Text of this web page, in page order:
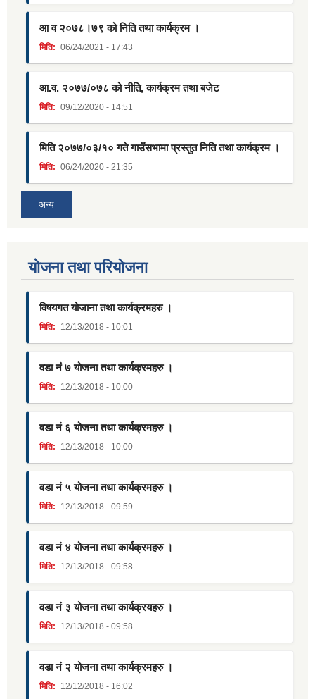
आ व २०७८।७९ को निति तथा कार्यक्रम ।
मिति: 06/24/2021 - 17:43
आ.व. २०७७/०७८ को नीति, कार्यक्रम तथा बजेट
मिति: 09/12/2020 - 14:51
मिति २०७७/०३/१० गते गाउँसभामा प्रस्तुत निति तथा कार्यक्रम ।
मिति: 06/24/2020 - 21:35
अन्य
याेजना तथा परियाेजना
विषयगत योजाना तथा कार्यक्रमहरु ।
मिति: 12/13/2018 - 10:01
वडा नं ७ योजना तथा कार्यक्रमहरु ।
मिति: 12/13/2018 - 10:00
वडा नं ६ योजना तथा कार्यक्रमहरु ।
मिति: 12/13/2018 - 10:00
वडा नं ५ योजना तथा कार्यक्रमहरु ।
मिति: 12/13/2018 - 09:59
वडा नं ४ योजना तथा कार्यक्रमहरु ।
मिति: 12/13/2018 - 09:58
वडा नं ३ योजना तथा कार्यक्रयहरु ।
मिति: 12/13/2018 - 09:58
वडा नं २ योजना तथा कार्यक्रमहरु ।
मिति: 12/12/2018 - 16:02